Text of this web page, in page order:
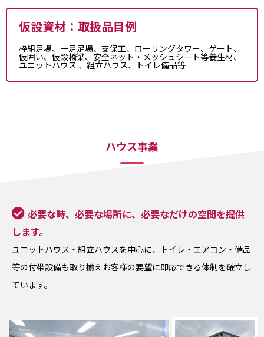
仮設資材：取扱品目例
枠組足場、一足足場、支保工、ローリングタワー、ゲート、
仮囲い、仮設橋梁、安全ネット・メッシュシート等養生材、
ユニットハウス 、組立ハウス、トイレ備品等
ハウス事業
必要な時、必要な場所に、必要なだけの空間を提供
します。
ユニットハウス・組立ハウスを中心に、トイレ・エアコン・備品
等の付帯設備も取り揃えお客様の要望に即応できる体制を確立し
ています。